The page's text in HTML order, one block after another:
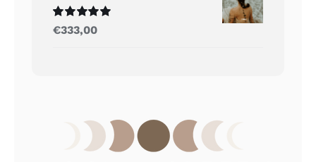
Gewaardeerd
uit 5
€333,00